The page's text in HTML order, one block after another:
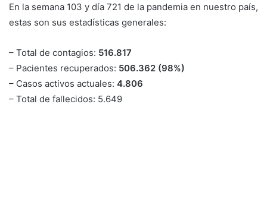
En la semana 103 y día 721 de la pandemia en nuestro país,
estas son sus estadísticas generales:
– Total de contagios: 516.817
– Pacientes recuperados: 506.362 (98%)
– Casos activos actuales: 4.806
– Total de fallecidos: 5.649